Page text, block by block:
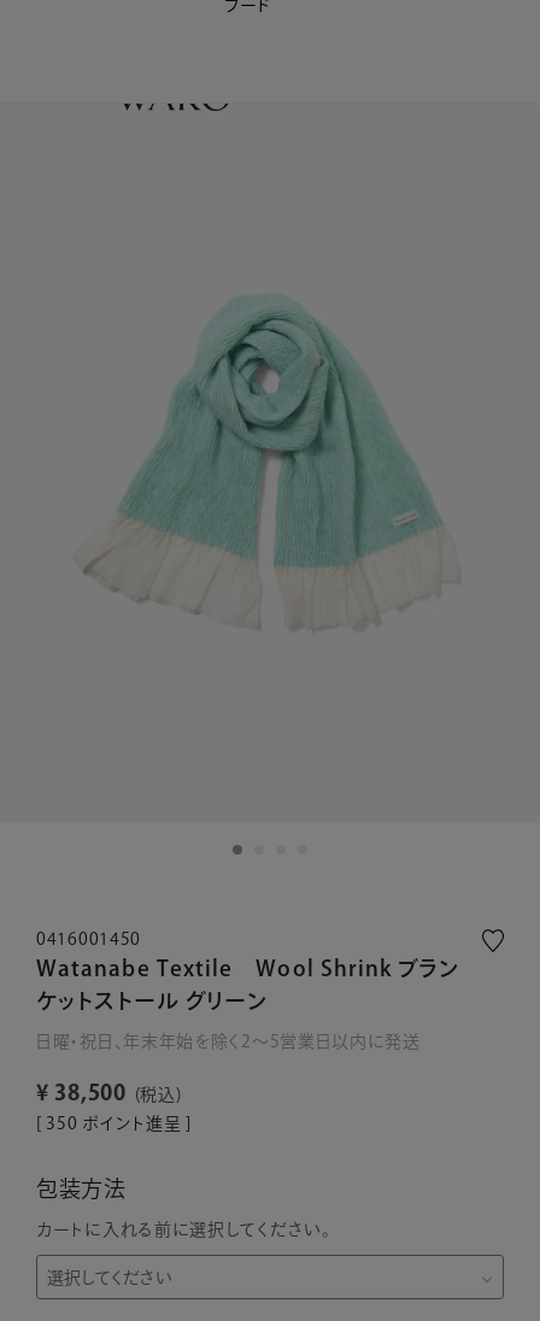
【会員様限定】夏のプレゼントキャンペーン開催中
フード
0416001450
Watanabe Textile Wool Shrink ブラン
ケットストール グリーン
日曜・祝日、年末年始を除く2～5営業日以内に発送
¥ 38,500
税込
350 ポイント進呈 ]
包装方法
カートに入れる前に選択してください。